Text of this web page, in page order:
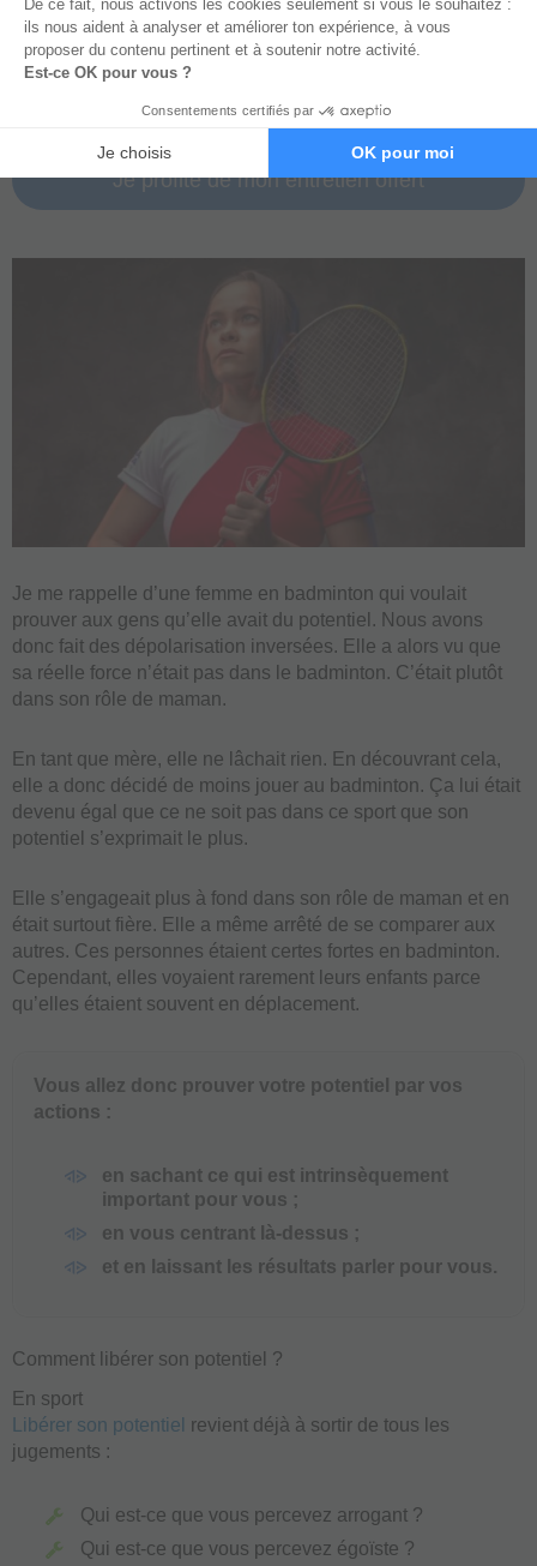
pourquoi est-ce si utile ?”
Le cas d’une mère joueuse de badminton
Je profite de mon entretien offert
Je me rappelle d’une femme en badminton qui voulait
prouver aux gens qu’elle avait du potentiel. Nous avons
donc fait des dépolarisation inversées. Elle a alors vu que
sa réelle force n’était pas dans le badminton. C’était plutôt
dans son rôle de maman.
En tant que mère, elle ne lâchait rien. En découvrant cela,
elle a donc décidé de moins jouer au badminton. Ça lui était
devenu égal que ce ne soit pas dans ce sport que son
potentiel s’exprimait le plus.
Elle s’engageait plus à fond dans son rôle de maman et en
était surtout fière. Elle a même arrêté de se comparer aux
autres. Ces personnes étaient certes fortes en badminton.
Cependant, elles voyaient rarement leurs enfants parce
qu’elles étaient souvent en déplacement.
Vous allez donc prouver votre potentiel par vos
actions :
en sachant ce qui est intrinsèquement
important pour vous ;
en vous centrant là-dessus ;
et en laissant les résultats parler pour vous.
Comment libérer son potentiel ?
En sport
Libérer son potentiel revient déjà à sortir de tous les
jugements :
Qui est-ce que vous percevez arrogant ?
Qui est-ce que vous percevez égoïste ?